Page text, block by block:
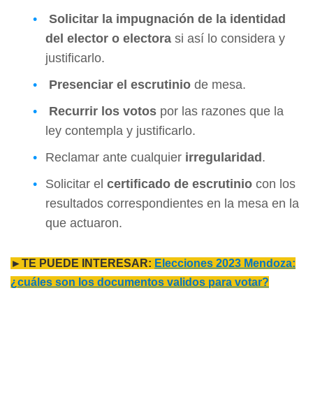
Solicitar la impugnación de la identidad
del elector o electora si así lo considera y
justificarlo.
Presenciar el escrutinio de mesa.
Recurrir los votos por las razones que la
ley contempla y justificarlo.
Reclamar ante cualquier irregularidad.
Solicitar el certificado de escrutinio con los
resultados correspondientes en la mesa en la
que actuaron.
►TE PUEDE INTERESAR: Elecciones 2023 Mendoza:
¿cuáles son los documentos validos para votar?